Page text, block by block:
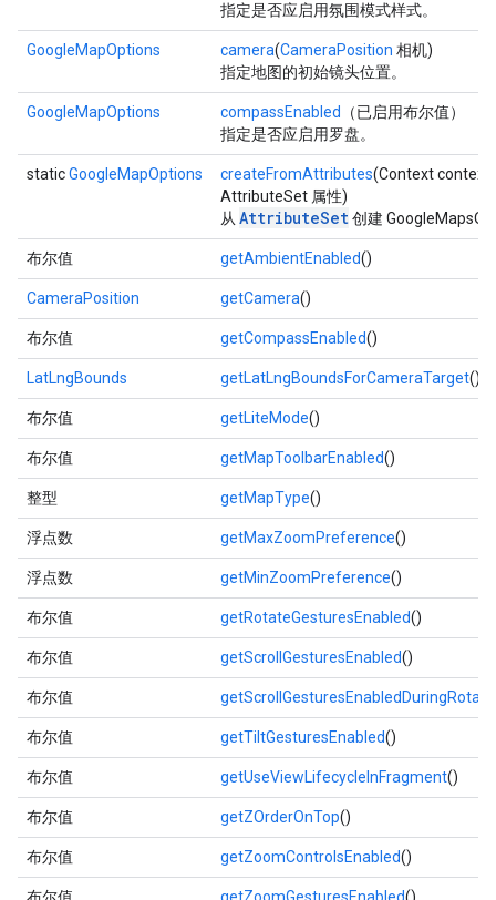
指定是否应启用氛围模式样式。
GoogleMapOptions camera(CameraPosition 相机)
指定地图的初始镜头位置。
GoogleMapOptions compassEnabled
（已启用布尔值）
指定是否应启用罗盘。
staticGoogleMapOptions createFromAttributes(Context context,
AttributeSet 属性)
从 AttributeSet创建
布尔值 getAmbientEnabled()
CameraPosition getCamera()
布尔值 getCompassEnabled()
LatLngBounds getLatLngBoundsForCameraTarget()
布尔值 getLiteMode()
布尔值 getMapToolbarEnabled()
整型 getMapType()
浮点数 getMaxZoomPreference()
浮点数 getMinZoomPreference()
布尔值 getRotateGesturesEnabled()
布尔值 getScrollGesturesEnabled()
布尔值
布尔值 getTiltGesturesEnabled()
布尔值 getUseViewLifecycleInFragment()
布尔值 getZOrderOnTop()
布尔值 getZoomControlsEnabled()